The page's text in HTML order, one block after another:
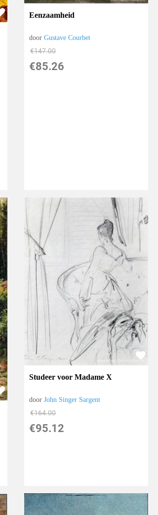
Eenzaamheid
doorGustave Courbet
€147.00
€85.26
Studeer voor Madame X
doorJohn Singer Sargent
€164.00
€95.12